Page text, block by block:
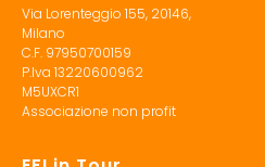
Via Lorenteggio 155, 20146,
Milano
C.F. 97950700159
P.Iva 13220600962
M5UXCR1
Associazione non profit